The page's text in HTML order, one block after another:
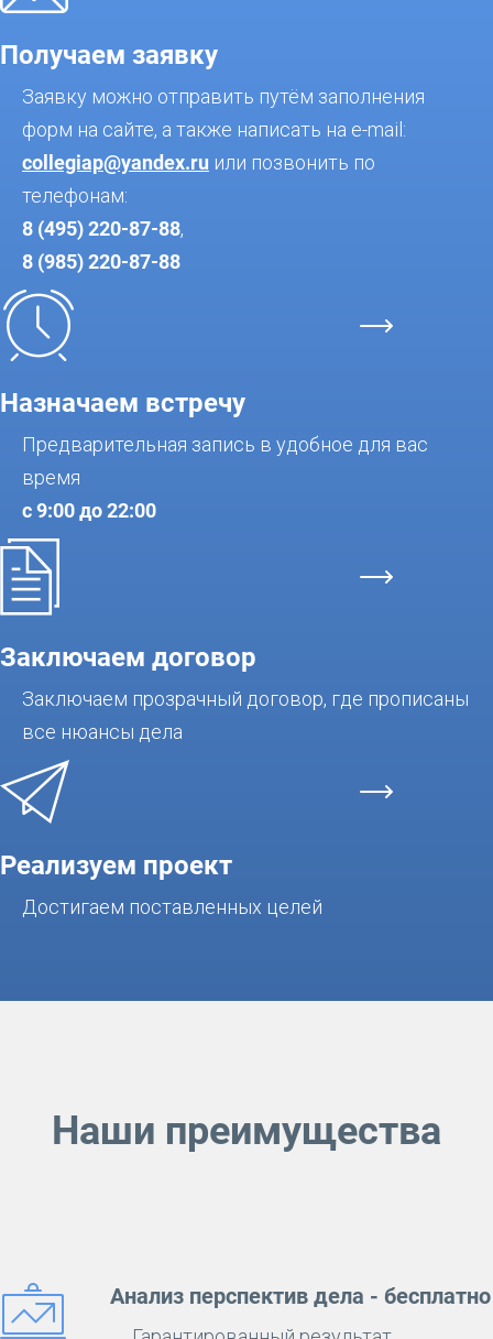
Получаем заявку
Заявку можно отправить путём заполнения
форм на сайте, а также написать на e-mail:
collegiap@yandex.ru или позвонить по
телефонам:
8 (495) 220-87-88,
8 (985) 220-87-88
Назначаем встречу
Предварительная запись в удобное для вас
время
с 9:00 до 22:00
Заключаем договор
Заключаем прозрачный договор, где прописаны
все нюансы дела
Реализуем проект
Достигаем поставленных целей
Наши преимущества
Анализ перспектив дела - бесплатно